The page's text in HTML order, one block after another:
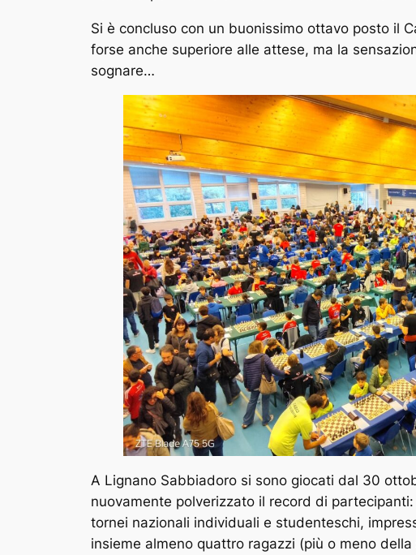
Si è concluso con un buonissimo ottavo posto il
forse anche superiore alle attese, ma la
sognare…
A Lignano Sabbiadoro si sono giocati dal 30
nuovamente polverizzato il record di
tornei nazionali individuali e studenteschi,
insieme almeno quattro ragazzi (più o meno